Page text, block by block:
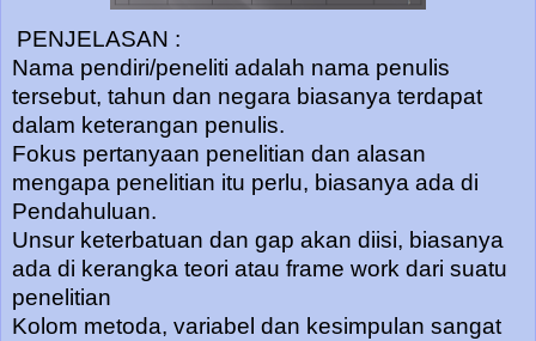
PENJELASAN :
Nama pendiri/peneliti adalah nama penulis
tersebut, tahun dan negara biasanya terdapat
dalam keterangan penulis.
Fokus pertanyaan penelitian dan alasan
mengapa penelitian itu perlu, biasanya ada di
Pendahuluan.
Unsur keterbatuan dan gap akan diisi, biasanya
ada di kerangka teori atau frame work dari suatu
penelitian
Kolom metoda, variabel dan kesimpulan sangat